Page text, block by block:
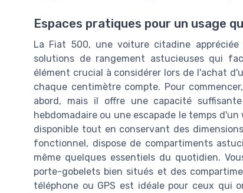
Espaces pratiques pour un usage
La Fiat 500, une voiture citadine
solutions de rangement astucieuses qui
élément crucial à considérer lors de l'achat
chaque centimètre compte. Pour
abord, mais il offre une capacité
hebdomadaire ou une escapade le temps
disponible tout en conservant des
fonctionnel, dispose de compartiments
même quelques essentiels du quotidien.
porte-gobelets bien situés et des
téléphone ou GPS est idéale pour ceux qui